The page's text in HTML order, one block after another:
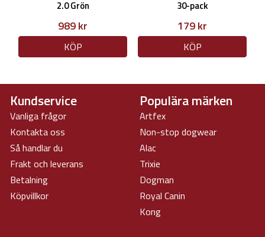
2.0 Grön
989 kr
KÖP
30-pack
179 kr
KÖP
Kundservice
Vanliga frågor
Kontakta oss
Så handlar du
Frakt och leverans
Betalning
Köpvillkor
Populära märken
Artfex
Non-stop dogwear
Alac
Trixie
Dogman
Royal Canin
Kong